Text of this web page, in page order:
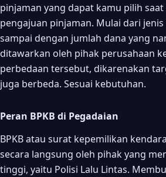
pinjaman yang dapat kamu pilih
pengajuan pinjaman. Mulai dari
sampai dengan jumlah dana yang
ditawarkan oleh pihak perusahaan
perbedaan tersebut, dikarenakan
juga berbeda. Sesuai kebutuhan.
Peran BPKB di Pegadaian
BPKB atau surat kepemilikan
secara langsung oleh pihak yang
tinggi, yaitu Polisi Lalu Lintas.